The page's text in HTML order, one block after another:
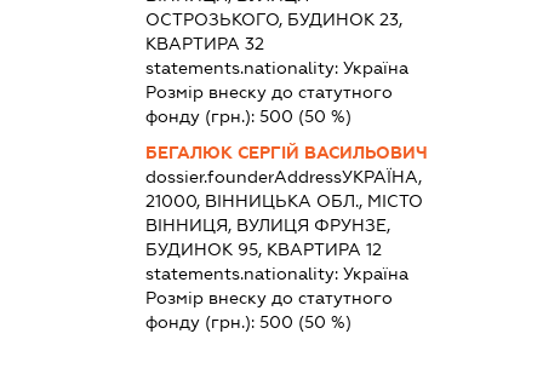
ОСТРОЗЬКОГО, БУДИНОК 23,
КВАРТИРА 32
statements.nationality: Україна
Розмір внеску до статутного
фонду (грн.): 500 (50 %)
БЕГАЛЮК СЕРГІЙ ВАСИЛЬОВИЧ
dossier.founderAddressУКРАЇНА,
21000, ВІННИЦЬКА ОБЛ., МІСТО
ВІННИЦЯ, ВУЛИЦЯ ФРУНЗЕ,
БУДИНОК 95, КВАРТИРА 12
statements.nationality: Україна
Розмір внеску до статутного
фонду (грн.): 500 (50 %)